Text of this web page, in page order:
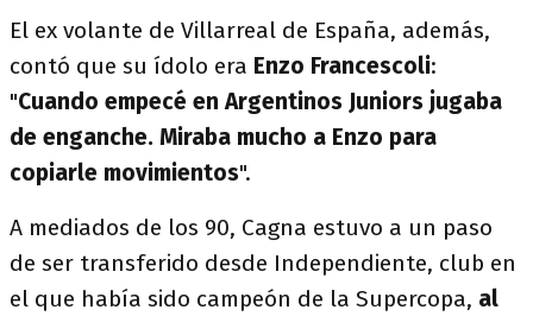
El ex volante de Villarreal de España, además,
contó que su ídolo era Enzo Francescoli:
"Cuando empecé en Argentinos Juniors jugaba
de enganche. Miraba mucho a Enzo para
copiarle movimientos".
A mediados de los 90, Cagna estuvo a un paso
de ser transferido desde Independiente, club en
el que había sido campeón de la Supercopa, al